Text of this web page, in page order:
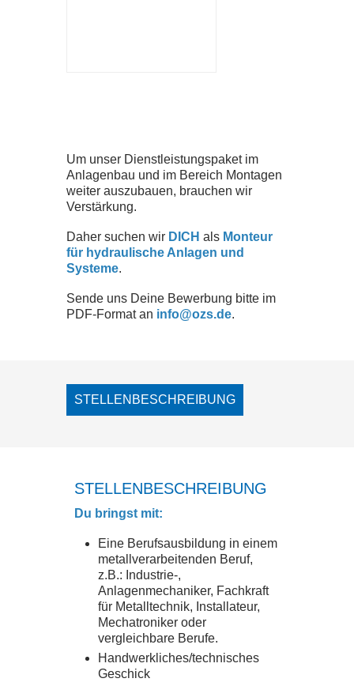
UNTERNEHMEN
TEAM
GESCHICHTE
JOBS
LOGIN
CTRLXSHOP
KONTAKT
IMPRESSUM
DATENSCHUTZ
Um unser Dienstleistungspaket im
Anlagenbau und im Bereich Montagen
weiter auszubauen, brauchen wir
Verstärkung.
Daher suchen wir DICH als Monteur
für hydraulische Anlagen und
Systeme.
Sende uns Deine Bewerbung bitte im
PDF-Format an info@ozs.de.
STELLENBESCHREIBUNG
STELLENBESCHREIBUNG
Du bringst mit:
Eine Berufsausbildung in einem
metallverarbeitenden Beruf,
z.B.: Industrie-,
Anlagenmechaniker, Fachkraft
für Metalltechnik, Installateur,
Mechatroniker oder
vergleichbare Berufe.
Handwerkliches/technisches
Geschick